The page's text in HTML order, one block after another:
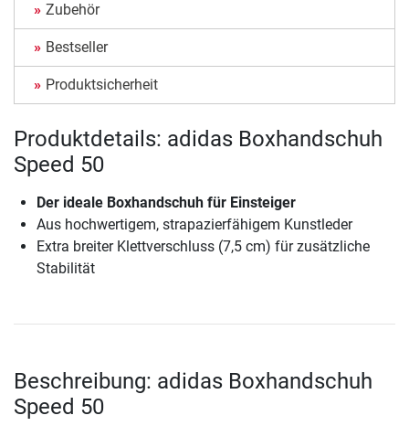
Zubehör
Bestseller
Produktsicherheit
Produktdetails: adidas Boxhandschuh
Speed 50
Der ideale Boxhandschuh für Einsteiger
Aus hochwertigem, strapazierfähigem Kunstleder
Extra breiter Klettverschluss (7,5 cm) für zusätzliche
Stabilität
Beschreibung: adidas Boxhandschuh
Speed 50